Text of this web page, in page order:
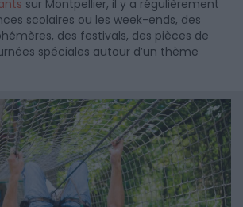
sur Montpellier, il y a régulièrement
scolaires ou les week-ends, des
des festivals, des pièces de
spéciales autour d’un thème